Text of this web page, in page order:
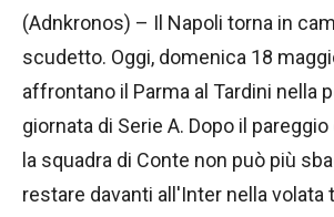
(Adnkronos) – Il Napoli torna in
scudetto. Oggi, domenica 18
affrontano il Parma al Tardini nella
giornata di Serie A. Dopo il
la squadra di Conte non può più
restare davanti all'Inter nella volata